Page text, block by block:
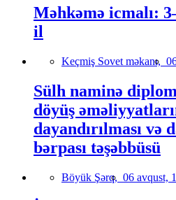
Məhkəmə icmalı:
il
Keçmiş Sovet məkanı,
Sülh naminə
döyüş
dayandırılması və
bərpası təşəbbüsü
Böyük Şərq, 06 avqust,